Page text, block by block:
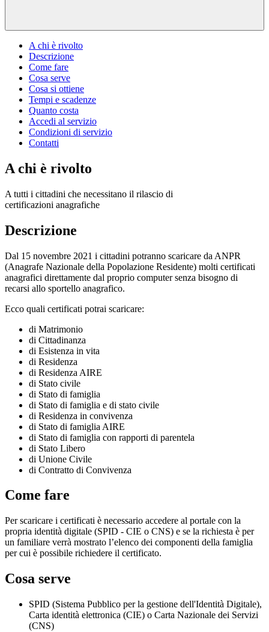
A chi è rivolto
Descrizione
Come fare
Cosa serve
Cosa si ottiene
Tempi e scadenze
Quanto costa
Accedi al servizio
Condizioni di servizio
Contatti
A chi è rivolto
A tutti i cittadini che necessitano il rilascio di
certificazioni anagrafiche
Descrizione
Dal 15 novembre 2021 i cittadini potranno scaricare da ANPR
(Anagrafe Nazionale della Popolazione Residente) molti certificati
anagrafici direttamente dal proprio computer senza bisogno di
recarsi allo sportello anagrafico.
Ecco quali certificati potrai scaricare:
di Matrimonio
di Cittadinanza
di Esistenza in vita
di Residenza
di Residenza AIRE
di Stato civile
di Stato di famiglia
di Stato di famiglia e di stato civile
di Residenza in convivenza
di Stato di famiglia AIRE
di Stato di famiglia con rapporti di parentela
di Stato Libero
di Unione Civile
di Contratto di Convivenza
Come fare
Per scaricare i certificati è necessario accedere al portale con la
propria identità digitale (SPID - CIE o CNS) e se la richiesta è per
un familiare verrà mostrato l’elenco dei componenti della famiglia
per cui è possibile richiedere il certificato.
Cosa serve
SPID (Sistema Pubblico per la gestione dell'Identità Digitale),
Carta identità elettronica (CIE) o Carta Nazionale dei Servizi
(CNS)